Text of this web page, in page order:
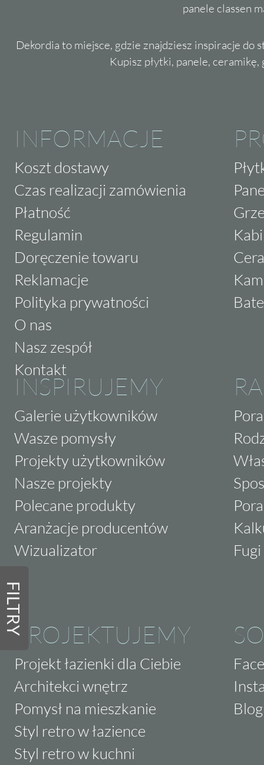
FILTRY
panele classen
Dekordia to miejsce, gdzie znajdziesz inspiracje do
Kupisz płytki, panele,
INFORMACJE
Koszt dostawy
Czas realizacji zamówienia
Płatność
Regulamin
Doręczenie towaru
Reklamacje
Polityka prywatności
O nas
Nasz zespół
Kontakt
INSPIRUJEMY
Galerie użytkowników
Wasze pomysły
Projekty użytkowników
Nasze projekty
Polecane produkty
Aranżacje producentów
Wizualizator
PROJEKTUJEMY
Projekt łazienki dla Ciebie
Architekci wnętrz
Pomysł na mieszkanie
Styl retro w łazience
Styl retro w kuchni
Blog